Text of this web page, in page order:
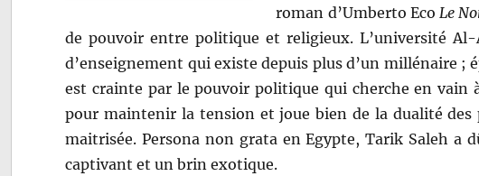
roman d’Umberto Eco Le
de pouvoir entre politique et religieux. L’université
d’enseignement qui existe depuis plus d’un millénaire
est crainte par le pouvoir politique qui cherche en vain
pour maintenir la tension et joue bien de la dualité des
maitrisée. Persona non grata en Egypte, Tarik Saleh a
captivant et un brin exotique.